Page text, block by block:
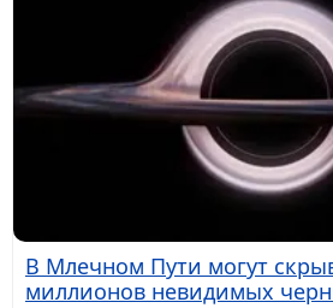
В Млечном Пути могут
миллионов невидимых